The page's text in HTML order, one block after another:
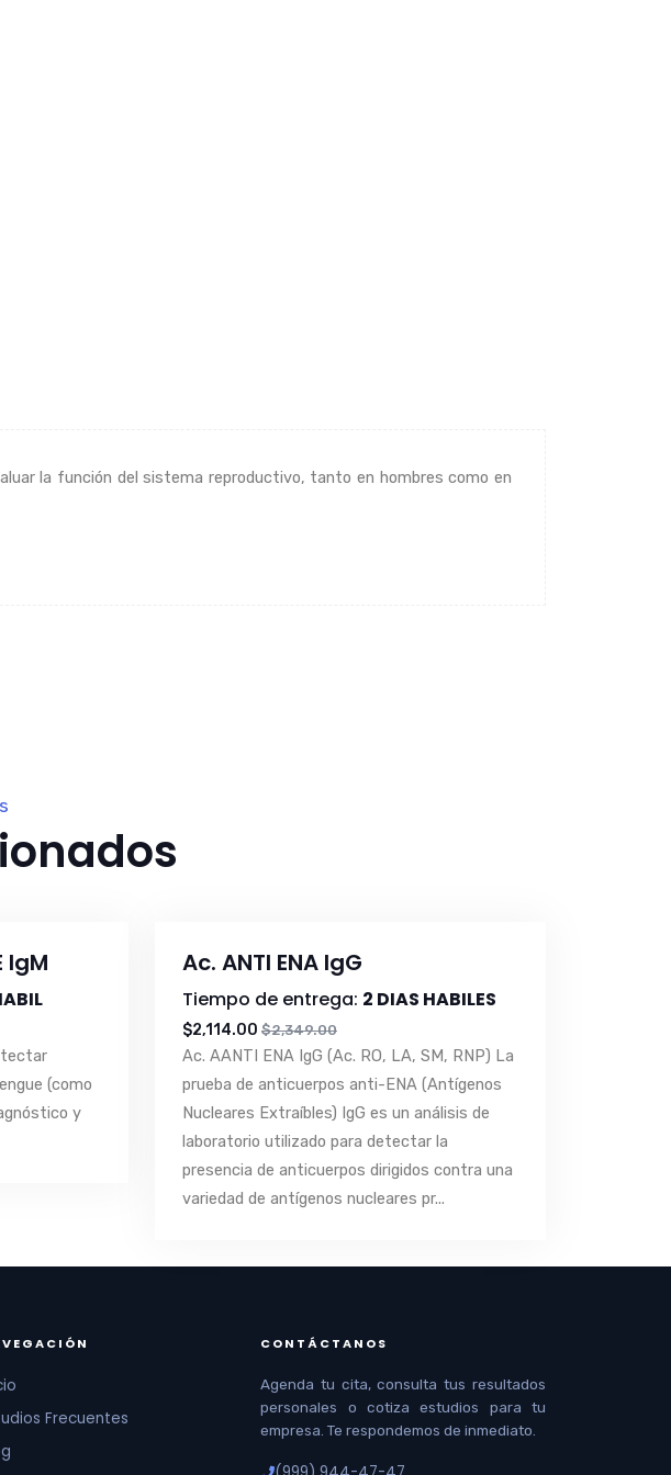
la función del sistema reproductivo, tanto en hombres como en
IgM
(como
y
Ac. ANTI ENA IgG
Tiempo de entrega: 2 DIAS HABILES
$2,114.00 $2,349.00
Ac. AANTI ENA IgG (Ac. RO, LA, SM, RNP) La
prueba de anticuerpos anti-ENA (Antígenos
Nucleares Extraíbles) IgG es un análisis de
laboratorio utilizado para detectar la
presencia de anticuerpos dirigidos contra una
variedad de antígenos nucleares pr...
Frecuentes
CONTÁCTANOS
Agenda tu cita, consulta tus resultados
personales o cotiza estudios para tu
empresa. Te respondemos de inmediato.